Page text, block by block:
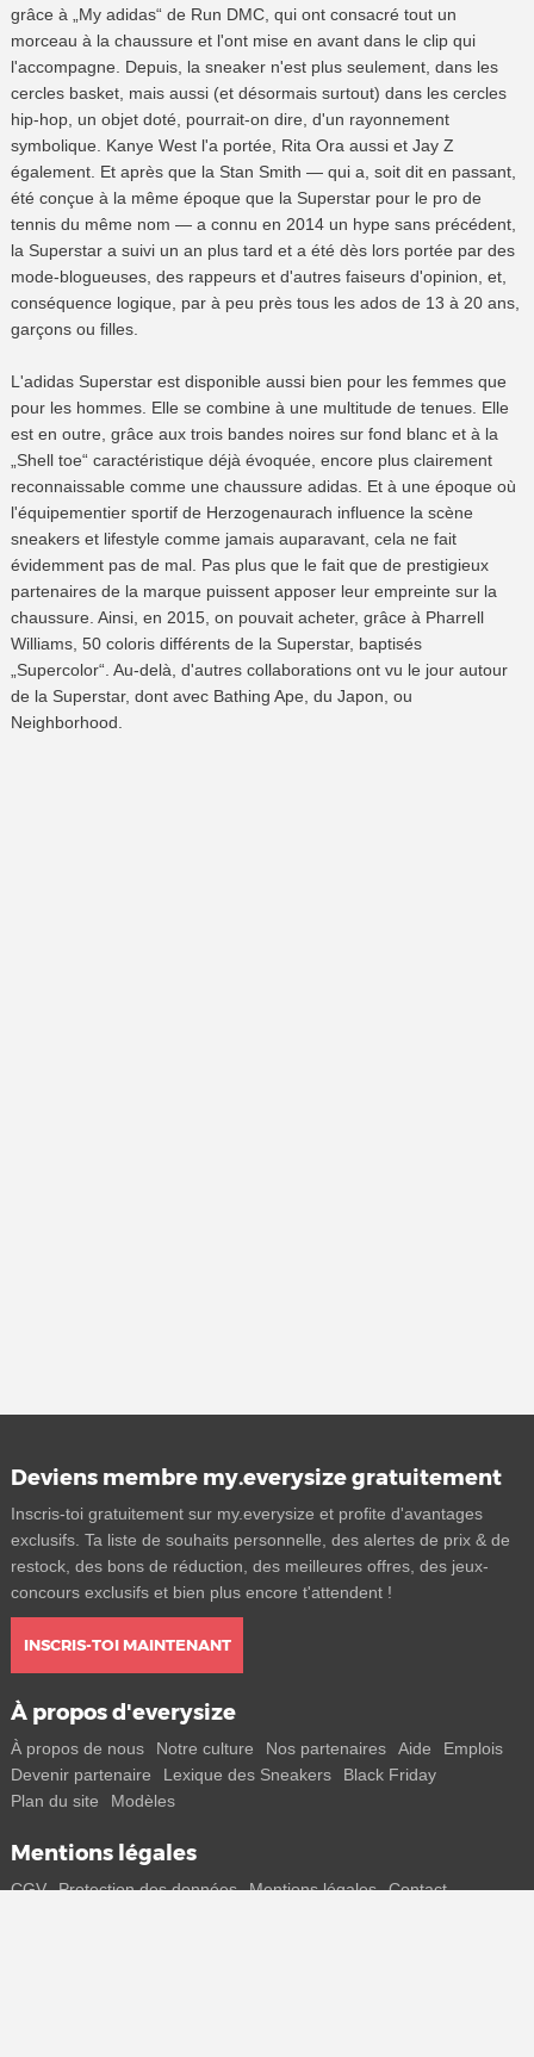
grâce à „My adidas“ de Run DMC, qui ont consacré tout un
morceau à la chaussure et l'ont mise en avant dans le clip qui
l'accompagne. Depuis, la sneaker n'est plus seulement, dans les
cercles basket, mais aussi (et désormais surtout) dans les cercles
hip-hop, un objet doté, pourrait-on dire, d'un rayonnement
symbolique. Kanye West l'a portée, Rita Ora aussi et Jay Z
également. Et après que la Stan Smith — qui a, soit dit en passant,
été conçue à la même époque que la Superstar pour le pro de
tennis du même nom — a connu en 2014 un hype sans précédent,
la Superstar a suivi un an plus tard et a été dès lors portée par des
mode-blogueuses, des rappeurs et d'autres faiseurs d'opinion, et,
conséquence logique, par à peu près tous les ados de 13 à 20 ans,
garçons ou filles.
L'adidas Superstar est disponible aussi bien pour les femmes que
pour les hommes. Elle se combine à une multitude de tenues. Elle
est en outre, grâce aux trois bandes noires sur fond blanc et à la
„Shell toe“ caractéristique déjà évoquée, encore plus clairement
reconnaissable comme une chaussure adidas. Et à une époque où
l'équipementier sportif de Herzogenaurach influence la scène
sneakers et lifestyle comme jamais auparavant, cela ne fait
évidemment pas de mal. Pas plus que le fait que de prestigieux
partenaires de la marque puissent apposer leur empreinte sur la
chaussure. Ainsi, en 2015, on pouvait acheter, grâce à Pharrell
Williams, 50 coloris différents de la Superstar, baptisés
„Supercolor“. Au-delà, d'autres collaborations ont vu le jour autour
de la Superstar, dont avec Bathing Ape, du Japon, ou
Neighborhood.
Deviens membre my.everysize gratuitement
Inscris-toi gratuitement sur my.everysize et profite d'avantages
exclusifs. Ta liste de souhaits personnelle, des alertes de prix & de
restock, des bons de réduction, des meilleures offres, des jeux-
concours exclusifs et bien plus encore t'attendent !
INSCRIS-TOI MAINTENANT
À propos d'everysize
À propos de nous Notre culture Nos partenaires Aide
Emplois
Devenir partenaire
Lexique des Sneakers
Black Friday
Plan du site
Modèles
Mentions légales
CGV Protection des données Mentions légales Contact